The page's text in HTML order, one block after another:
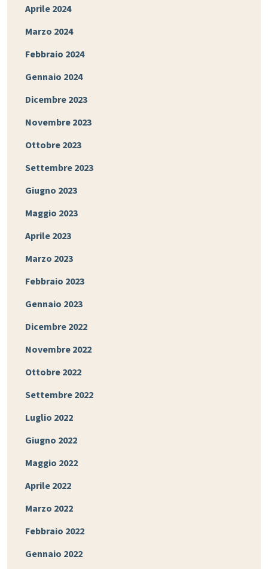
Aprile 2024
Marzo 2024
Febbraio 2024
Gennaio 2024
Dicembre 2023
Novembre 2023
Ottobre 2023
Settembre 2023
Giugno 2023
Maggio 2023
Aprile 2023
Marzo 2023
Febbraio 2023
Gennaio 2023
Dicembre 2022
Novembre 2022
Ottobre 2022
Settembre 2022
Luglio 2022
Giugno 2022
Maggio 2022
Aprile 2022
Marzo 2022
Febbraio 2022
Gennaio 2022